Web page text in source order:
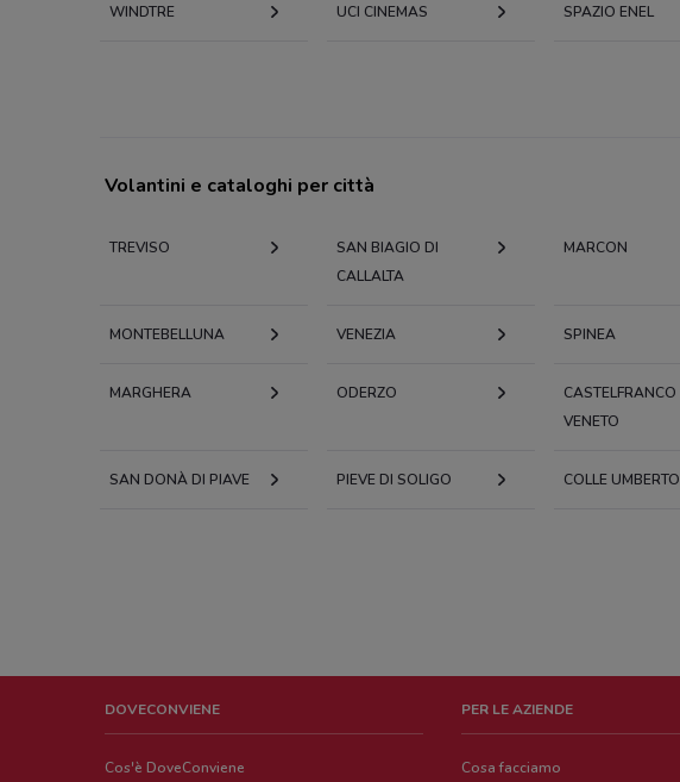
WINDTRE UCI CINEMAS SPAZIO ENEL
Volantini e cataloghi per città
TREVISO
SAN BIAGIO DI
CALLALTA
MARCON
MONTEBELLUNA VENEZIA SPINEA
MARGHERA ODERZO
CASTELFRANCO
VENETO
SAN DONÀ DI PIAVE PIEVE DI SOLIGO COLLE UMBERTO
DOVECONVIENE
Cos'è DoveConviene
PER LE AZIENDE
Cosa facciamo